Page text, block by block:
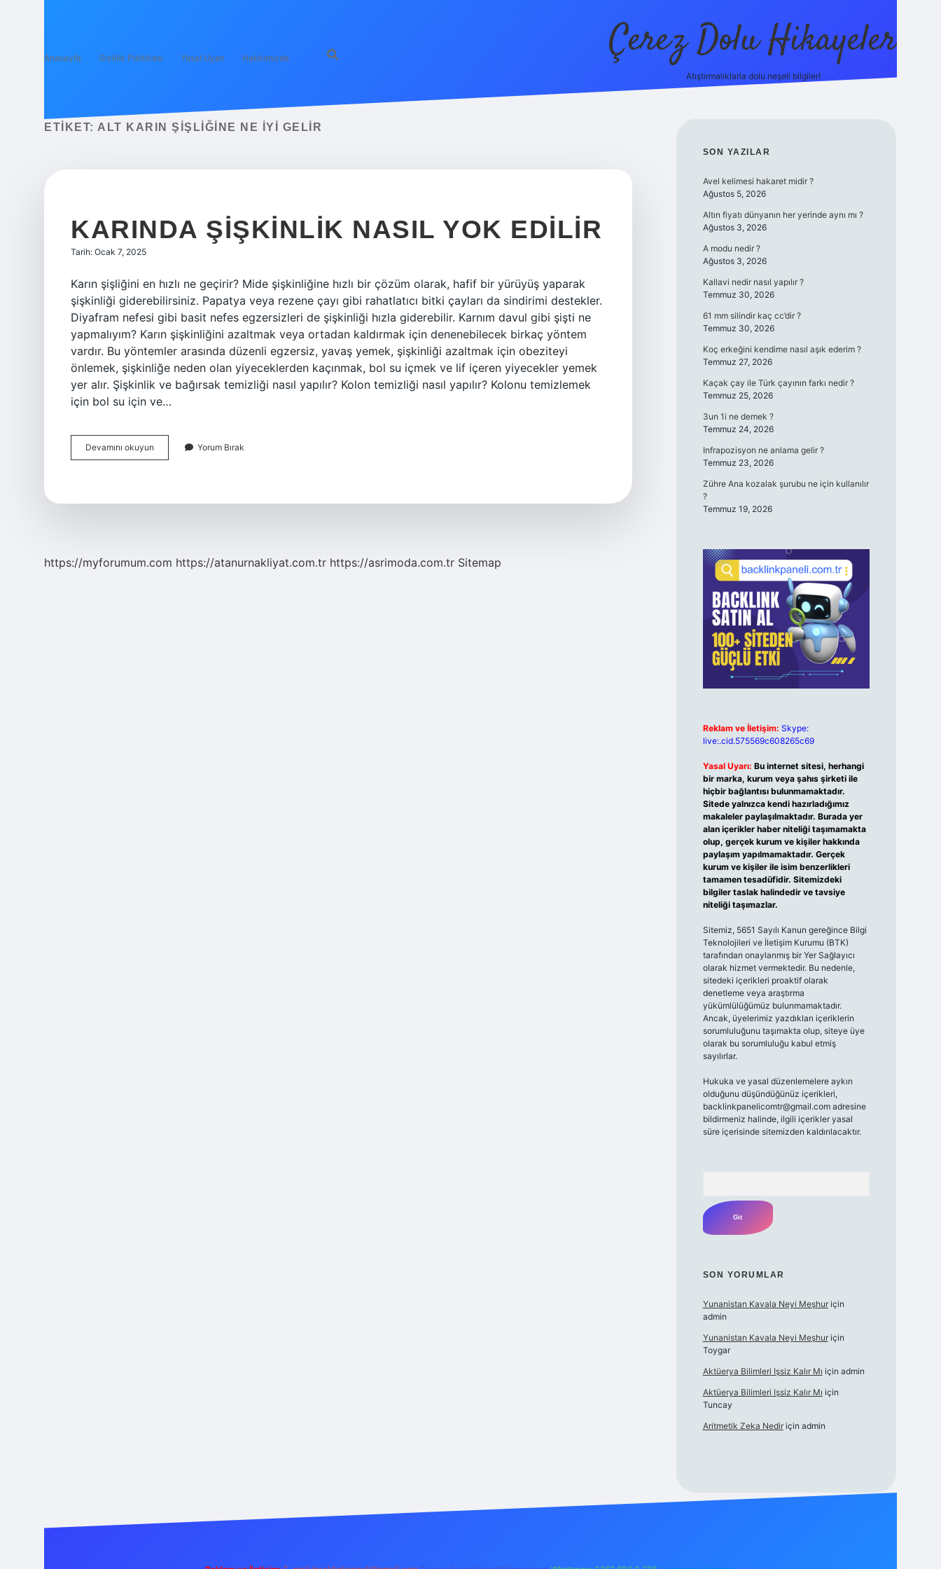
Anasayfa Gizlilik Politikası Yasal Uyarı Hakkımızda Çerez Dolu Hikayeler
Atıştırmalıklarla dolu neşeli bilgiler!
ETIKET: ALT KARIN ŞIŞLIĞINE NE IYI GELIR
KARINDA ŞIŞKINLIK NASIL YOK EDILIR
Tarih: Ocak 7, 2025
Karın şişliğini en hızlı ne geçirir? Mide şişkinliğine hızlı bir çözüm olarak, hafif bir yürüyüş yaparak
şişkinliği giderebilirsiniz. Papatya veya rezene çayı gibi rahatlatıcı bitki çayları da sindirimi destekler.
Diyafram nefesi gibi basit nefes egzersizleri de şişkinliği hızla giderebilir. Karnım davul gibi şişti ne
yapmalıyım? Karın şişkinliğini azaltmak veya ortadan kaldırmak için denenebilecek birkaç yöntem
vardır. Bu yöntemler arasında düzenli egzersiz, yavaş yemek, şişkinliği azaltmak için obeziteyi
önlemek, şişkinliğe neden olan yiyeceklerden kaçınmak, bol su içmek ve lif içeren yiyecekler yemek
yer alır. Şişkinlik ve bağırsak temizliği nasıl yapılır? Kolon temizliği nasıl yapılır? Kolonu temizlemek
için bol su için ve…
Devamını okuyun
Şişkinlik
Yorum Bırak
https://myforumum.com https://atanurnakliyat.com.tr https://asrimoda.com.tr Sitemap
SIDEBAR
SON YAZILAR
Avel kelimesi hakaret midir ?
Ağustos 5, 2026
Altın fiyatı dünyanın her yerinde aynı mı ?
Ağustos 3, 2026
A modu nedir ?
Ağustos 3, 2026
Kallavi nedir nasıl yapılır ?
Temmuz 30, 2026
61 mm silindir kaç cc’dir ?
Temmuz 30, 2026
Koç erkeğini kendime nasıl aşık ederim ?
Temmuz 27, 2026
Kaçak çay ile Türk çayının farkı nedir ?
Temmuz 25, 2026
3un 1i ne demek ?
Temmuz 24, 2026
Infrapozisyon ne anlama gelir ?
Temmuz 23, 2026
Zühre Ana kozalak şurubu ne için kullanılır
?
Temmuz 19, 2026
Reklam ve İletişim: Skype:
live:.cid.575569c608265c69
Yasal Uyarı: Bu internet sitesi, herhangi
bir marka, kurum veya şahıs şirketi ile
hiçbir bağlantısı bulunmamaktadır.
Sitede yalnızca kendi hazırladığımız
makaleler paylaşılmaktadır. Burada yer
alan içerikler haber niteliği taşımamakta
olup, gerçek kurum ve kişiler hakkında
paylaşım yapılmamaktadır. Gerçek
kurum ve kişiler ile isim benzerlikleri
tamamen tesadüfidir. Sitemizdeki
bilgiler taslak halindedir ve tavsiye
niteliği taşımazlar.
Sitemiz, 5651 Sayılı Kanun gereğince Bilgi
Teknolojileri ve İletişim Kurumu (BTK)
tarafından onaylanmış bir Yer Sağlayıcı
olarak hizmet vermektedir. Bu nedenle,
sitedeki içerikleri proaktif olarak
denetleme veya araştırma
yükümlülüğümüz bulunmamaktadır.
Ancak, üyelerimiz yazdıkları içeriklerin
sorumluluğunu taşımakta olup, siteye üye
olarak bu sorumluluğu kabul etmiş
sayılırlar.
Hukuka ve yasal düzenlemelere aykırı
olduğunu düşündüğünüz içerikleri,
backlinkpanelicomtr@gmail.comadresine
bildirmeniz halinde, ilgili içerikler yasal
süre içerisinde sitemizden kaldırılacaktır.
SON YORUMLAR
Yunanistan Kavala Neyi Meşhuriçin
admin
Yunanistan Kavala Neyi Meşhuriçin
Toygar
Aktüerya Bilimleri Işsiz Kalır Mı için admin
Aktüerya Bilimleri Işsiz Kalır Mı için
Tuncay
Aritmetik Zeka Nediriçin admin